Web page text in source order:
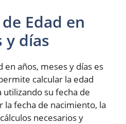
Edad en
y días
en años, meses y días es
calcular la edad
su fecha de
la fecha de nacimiento, la
necesarios y